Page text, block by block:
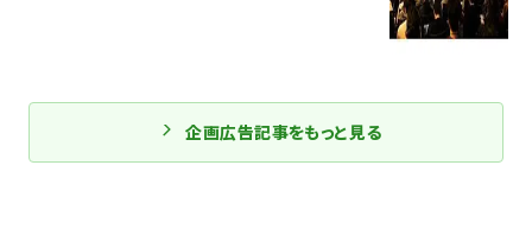
企画広告記事をもっと見る